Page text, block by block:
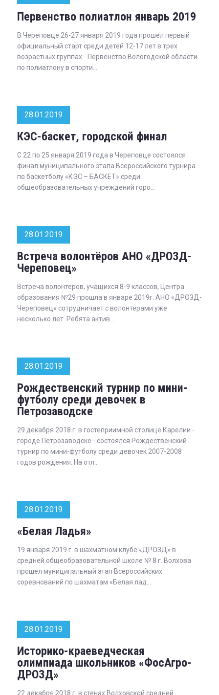
Первенство полиатлон январь 2019
В Череповце 26-27 января 2019 года прошел первый
официальный старт среди детей 12-17 лет в трех
возрастных группах - Первенство Вологодской области
по полиатлону в спорти...
28.01.2019
КЭС-баскет, городской финал
С 22 по 25 января 2019 года в Череповце состоялся
финал муниципального этапа Всероссийского турнира
по баскетболу «КЭС – БАСКЕТ» среди
общеобразовательных учреждений горо...
28.01.2019
Встреча волонтёров АНО «ДРОЗД-
Череповец»
Встреча волонтеров, учащихся 8-9 классов, Центра
образования №29 прошла в январе 2019г. АНО «ДРОЗД-
Череповец» сотрудничает с волонтерами уже
несколько лет. Ребята актив...
28.01.2019
Рождественский турнир по мини-
футболу среди девочек в
Петрозаводске
29 декабря 2018 г. в гостеприимной столице Карелии -
городе Петрозаводске - состоялся Рождественский
турнир по мини-футболу среди девочек 2007-2008
годов рождения. На отл...
28.01.2019
«Белая Ладья»
19 января 2019 г. в шахматном клубе «ДРОЗД» в
средней общеобразовательной школе № 8 г. Волхова
прошел муниципальный этап Всероссийских
соревнований по шахматам «Белая лад...
28.01.2019
Историко-краеведческая
олимпиада школьников «ФосАгро-
ДРОЗД»
22 декабря 2018 г. в стенах Волховской средней